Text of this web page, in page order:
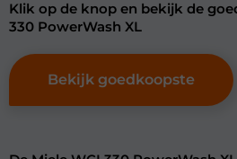
Klik op de knop en bekijk de
330 PowerWash XL
Bekijk goedkoopste